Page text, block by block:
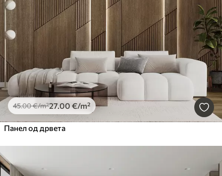
45.00€/m²27.00 €/m²
Панел од дрвета